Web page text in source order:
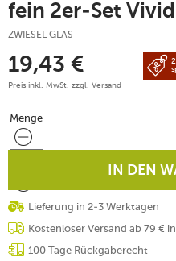
fein 2er-Set Vivid
ZWIESEL GLAS
19,43 €
Preis inkl. MwSt. zzgl. Versand
Menge
Menge
IN DEN
Lieferung in 2-3 Werktagen
Kostenloser Versand ab 79 €
100 Tage Rückgaberecht